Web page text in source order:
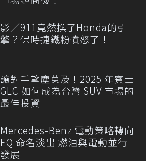
影／911竟然換了Honda的引
擎？保時捷鐵粉憤怒了！
讓對手望塵莫及！2025 年賓士
GLC 如何成為台灣 SUV 市場的
最佳投資
Mercedes-Benz 電動策略轉向
EQ 命名淡出 燃油與電動並行
發展